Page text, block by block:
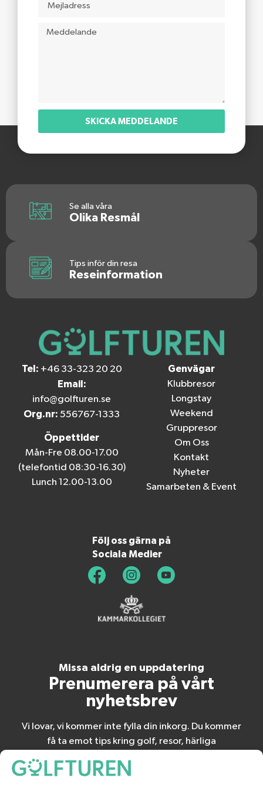
SKICKA MEDDELANDE
Se alla våra
Olika Resmål
Tips inför din resa
Reseinformation
Tel: +46 33-323 20 20
Email:
info@golfturen.se
Org.nr: 556767-1333
Öppettider
Mån-Fre 08.00-17.00
(telefontid 08:30-16.30)
Lunch 12.00-13.00
Genvägar
Klubbresor
Longstay
Weekend
Gruppresor
Om Oss
Kontakt
Nyheter
Samarbeten & Event
Följ oss gärna på
Sociala Medier
Missa aldrig en uppdatering
Prenumerera på vårt
nyhetsbrev
Vi lovar, vi kommer inte fylla din inkorg. Du kommer
få ta emot tips kring golf, resor, härliga
spännande nyheter.